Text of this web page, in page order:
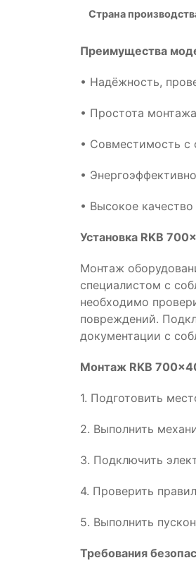
Страна
Преимущества
• Надёжность,
• Простота
• Совместимость с
•
• Высокое
Установка RKB
Монтаж
специалистом с
необходимо
повреждений.
документации с
Монтаж RKB
1. Подготовить
2. Выполнить
3. Подключить
4. Проверить
5. Выполнить
Требования